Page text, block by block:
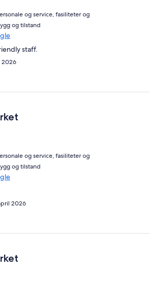
og service, fasiliteter og
og tilstand
staff.
2026
og service, fasiliteter og
og tilstand
2026